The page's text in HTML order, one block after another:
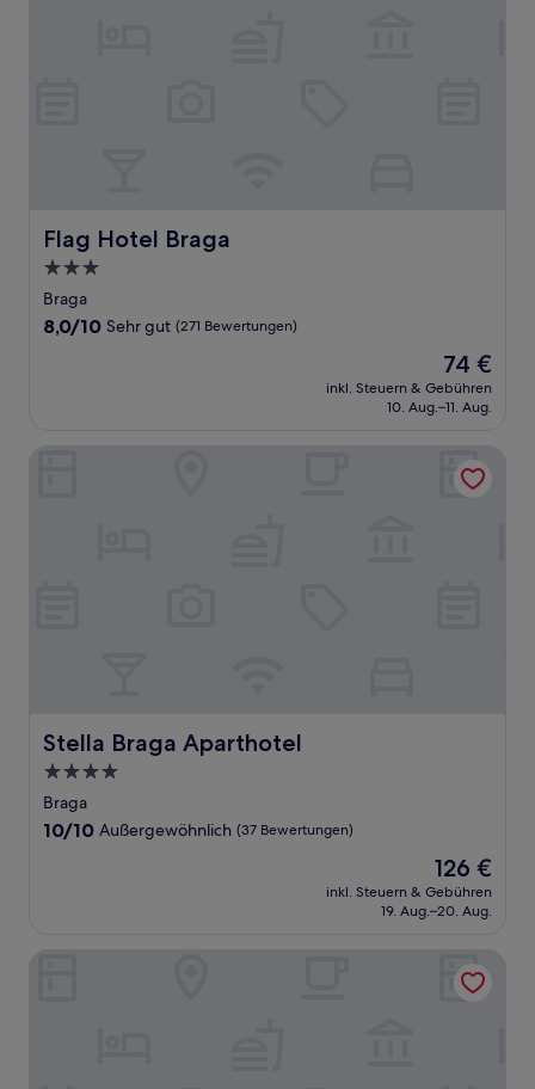
Flag Hotel Braga
Flag Hotel Braga
3.0-
Sterne-
Unterkunft
Braga
8.0
Bewertungen)
8,0/10 Sehr gut (271 Bewertungen)
Der
Preis
beträgt
74 €
inkl. Steuern & Gebühren
10. Aug.–11. Aug.
Stella Braga Aparthotel
Stella Braga Aparthotel
4.0-
Sterne-
Unterkunft
Braga
10.0
10/10 Außergewöhnlich (37 Bewertungen)
Der
Preis
beträgt
126 €
inkl. Steuern & Gebühren
19. Aug.–20. Aug.